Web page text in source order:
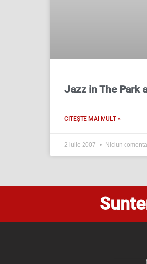
Jazz in The Park
CITEȘTE MAI MULT »
2 iulie 2007 Niciun